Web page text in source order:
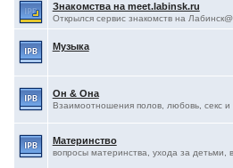
Знакомства на meet.labinsk.ru
Открылся сервис знакомств на
Музыка
Он & Она
Взаимоотношения полов, любовь, секс и
Материнство
вопросы материнства, ухода за детьми,